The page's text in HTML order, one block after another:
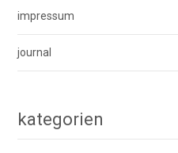
impressum
journal
kategorien